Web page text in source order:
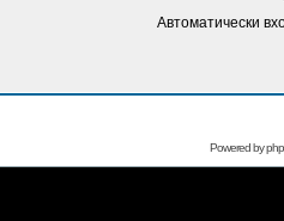
Автоматически
Powered by